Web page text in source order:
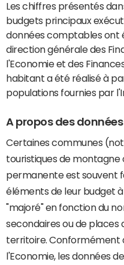
Les chiffres présentés
budgets principaux
données comptables ont
direction générale des
l'Economie et des
habitant a été réalisé à
populations fournies par
A propos des
Certaines communes
touristiques de
permanente est souvent
éléments de leur budget
"majoré" en fonction du
secondaires ou de places
territoire. Conformément
l'Economie, les données